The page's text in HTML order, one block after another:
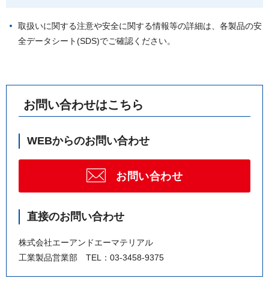
取扱いに関する注意や安全に関する情報等の詳細は、各製品の安
全データシート(SDS)でご確認ください。
お問い合わせはこちら
WEBからのお問い合わせ
お問い合わせ
直接のお問い合わせ
株式会社エーアンドエーマテリアル
工業製品営業部 TEL：03-3458-9375